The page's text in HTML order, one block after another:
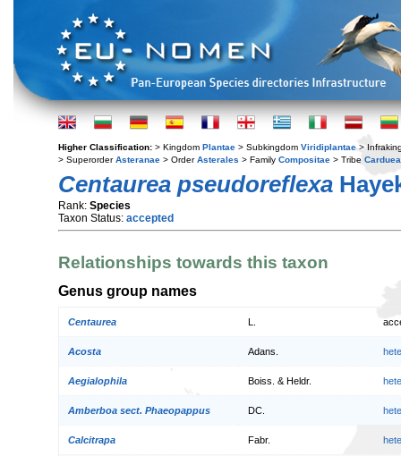
Higher Classification: > Kingdom Plantae > Subkingdom Viridiplantae >
> SuperorderAsteranae > OrderAsterales > Family Compositae > Tribe
Centaurea pseudoreflexa
Rank: Species
Taxon Status: accepted
Relationships towards this taxon
Genus group names
Centaurea
Acosta Adans.
Aegialophila Boiss. & Heldr.
Amberboa sect. Phaeopappus DC.
Calcitrapa Fabr.